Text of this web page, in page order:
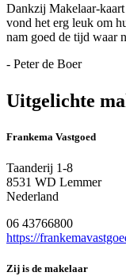
Dankzij Makelaar-
vond het erg leuk om
nam goed de tijd waar
- Peter de Boer
Uitgelichte
Frankema Vastgoed
Taanderij 1-8
8531 WD Lemmer
Nederland
06 43766800
https://
Zij is de makelaar